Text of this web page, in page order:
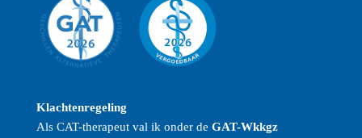
Klachtenregeling
Als CAT-therapeut val ik onder de GAT-Wkkgz